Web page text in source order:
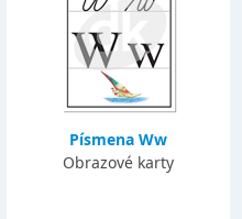
Písmena Ww
Obrazové karty